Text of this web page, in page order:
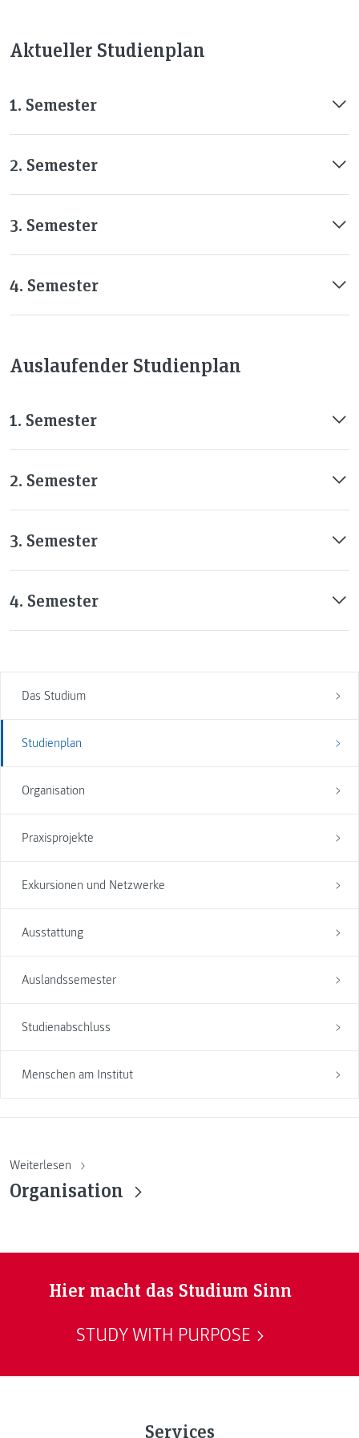
Das Studium
Studienplan
Organisation
Praxisprojekte
Exkursionen und Netzwerke
Ausstattung
Auslandssemester
Studienabschluss
Menschen am Institut
Aktueller Studienplan
1. Semester
2. Semester
3. Semester
4. Semester
Auslaufender Studienplan
1. Semester
2. Semester
3. Semester
4. Semester
Weiterlesen
Organisation
Hier macht das Studium Sinn
STUDY WITH PURPOSE
Services